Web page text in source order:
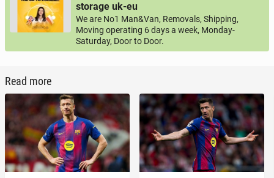
storage uk-eu
We are No1 Man&Van, Removals, Shipping,
Moving operating 6 days a week, Monday-
Saturday, Door to Door.
Read more